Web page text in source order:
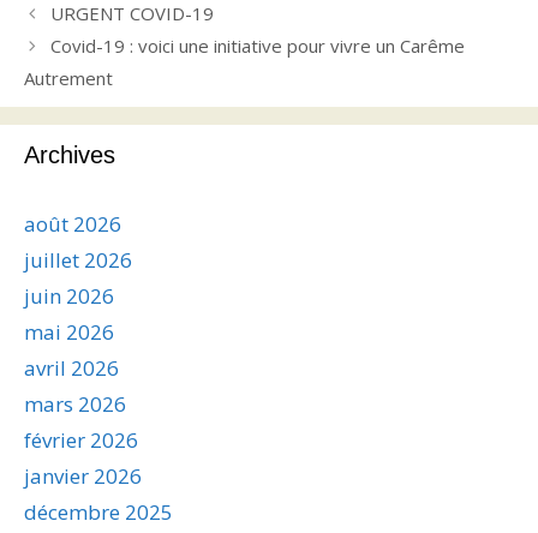
URGENT COVID-19
Covid-19 : voici une initiative pour vivre un Carême
Autrement
Archives
août 2026
juillet 2026
juin 2026
mai 2026
avril 2026
mars 2026
février 2026
janvier 2026
décembre 2025